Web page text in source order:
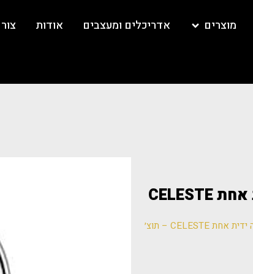
מוצרים אדריכלים ומעצבים אודות
DELTA 33501 ברז קשת גבוהה ידית אחת CELESTE
/ DELTA 33501 ברז קשת גבוהה ידית אחת CELESTE – תוצ׳